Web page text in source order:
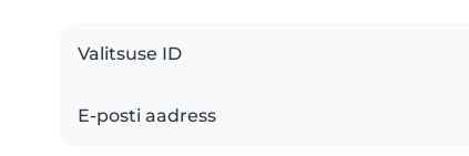
Valitsuse ID
E-posti aadress